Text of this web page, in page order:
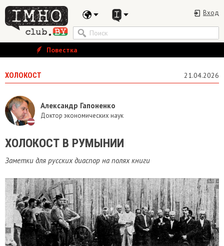
Вход
Повестка
ХОЛОКОСТ 21.04.2026
Александр Гапоненко
Доктор экономических наук
ХОЛОКОСТ В РУМЫНИИ
Заметки для русских диаспор на полях книги